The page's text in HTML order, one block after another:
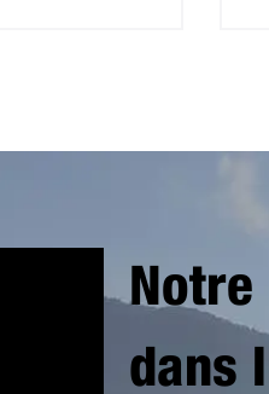
dans